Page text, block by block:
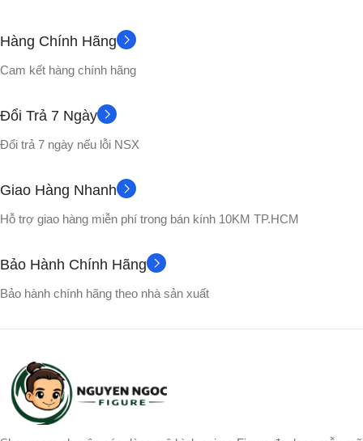
PHỤ KIỆN Không
CHẤT LIỆU
Nhựa PVC cao cấp
VỎ HỘP No box
Broly ,Gogeta ,Songoku ,
Hàng Chính Hãng
Cam kết hàng chính hãng
Đổi Trả 7 Ngày
Đổi trả 7 ngày nếu lỗi NSX
Giao Hàng Nhanh
Hỗ trợ giao hàng miễn phí trong bán kính 10KM TP.HCM
Bảo Hành Chính Hãng
Bảo hành chính hãng theo nhà sản xuất